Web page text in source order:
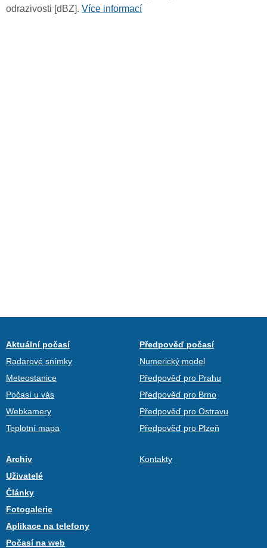
odrazivosti [dBZ]. Více informací
Aktuální počasí
Radarové snímky
Meteostanice
Počasí u vás
Webkamery
Teplotní mapa
Předpověď počasí
Numerický model
Předpověď pro Prahu
Předpověď pro Brno
Předpověď pro Ostravu
Předpověď pro Plzeň
Archiv
Uživatelé
Články
Fotogalerie
Aplikace na telefony
Počasí na web
Kontakty